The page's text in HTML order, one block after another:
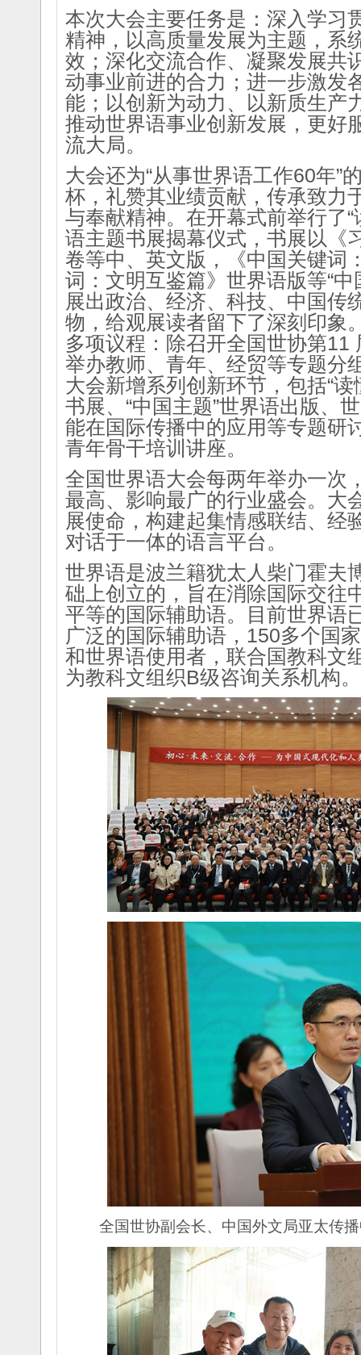
本次大会主要任务是：深入学习
精神，以高质量发展为主题，系
效；深化交流合作、凝聚发展共
动事业前进的合力；进一步激发
能；以创新为动力、以新质生产
推动世界语事业创新发展，更好
流大局。
大会还为“从事世界语工作60年”
杯，礼赞其业绩贡献，传承致力
与奉献精神。 在开幕式前举行了
语主题书展揭幕仪式，书展以《
卷等中、英文版，《中国关键词
词：文明互鉴篇》世界语版等“
展出政治、经济、科技、中国传
物，给观展读者留下了深刻印象
多项议程：除召开全国世协第11
举办教师、青年、经贸等专题分
大会新增系列创新环节，包括“
书展、“中国主题”世界语出版、
能在国际传播中的应用等专题研
青年骨干培训讲座。
全国世界语大会每两年举办一次
最高、影响最广的行业盛会。大
展使命，构建起集情感联结、经
对话于一体的语言平台。
世界语是波兰籍犹太人柴门霍夫
础上创立的，旨在消除国际交往
平等的国际辅助语。目前世界语
广泛的国际辅助语，150多个国
和世界语使用者，联合国教科文
为教科文组织B级咨询关系机构。
全国世协副会长、中国外文局亚太传